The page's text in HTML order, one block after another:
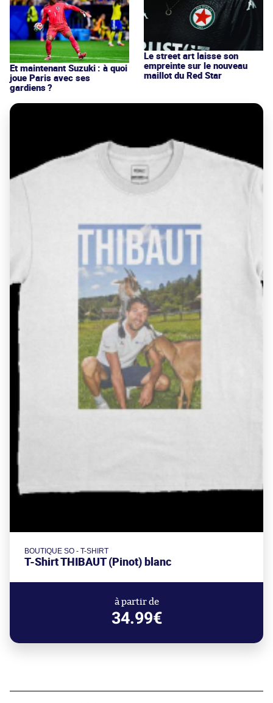
Et maintenant Suzuki : à quoi
joue Paris avec ses
gardiens ?
Le street art laisse son
empreinte sur le nouveau
maillot du Red Star
BOUTIQUE SO - T-SHIRT
T-Shirt THIBAUT (Pinot) blanc
à partir de
34.99€